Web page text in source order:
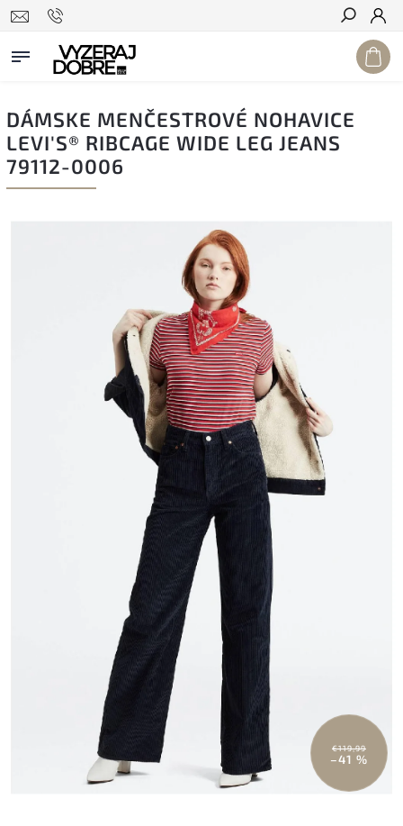
Hľadať
DÁMSKE MENČESTROVÉ NOHAVICE
LEVI'S® RIBCAGE WIDE LEG JEANS
79112-0006
€119,99
–41 %